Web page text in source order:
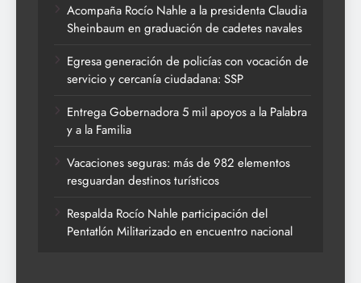
Acompaña Rocío Nahle a la presidenta Claudia
Sheinbaum en graduación de cadetes navales
Egresa generación de policías con vocación de
servicio y cercanía ciudadana: SSP
Entrega Gobernadora 5 mil apoyos a la Palabra
y a la Familia
Vacaciones seguras: más de 982 elementos
resguardan destinos turísticos
Respalda Rocío Nahle participación del
Pentatlón Militarizado en encuentro nacional